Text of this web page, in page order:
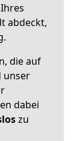
abdeckt,
die auf
unser
dabei
zu